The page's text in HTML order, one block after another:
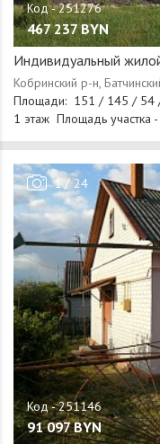
467 237 BYN
Индивидуальный
1/24
91 097 BYN